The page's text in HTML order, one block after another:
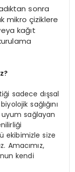
sonra
mikro çiziklere
kağıt
sadece dışsal
sağlığını
uyum sağlayan
ekibimizle size
Amacımız,
kendi